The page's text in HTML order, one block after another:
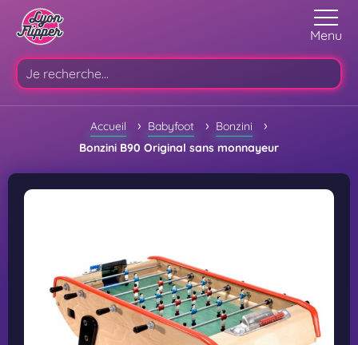
Menu
Accueil › Babyfoot › Bonzini ›
Bonzini B90 Original sans monnayeur